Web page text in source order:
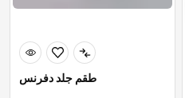
طقم جلد دفرنس